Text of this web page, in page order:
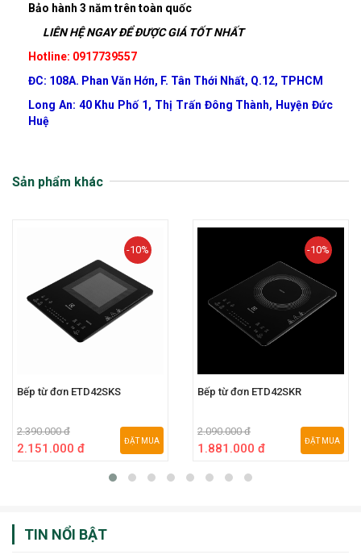
Bảo hành 3 năm trên toàn quốc
LIÊN HỆ NGAY ĐỂ ĐƯỢC GIÁ TỐT NHẤT
Hotline: 0917739557
ĐC: 108A. Phan Văn Hớn, F. Tân Thới Nhất, Q.12, TPHCM
Long An: 40 Khu Phố 1, Thị Trấn Đông Thành, Huyện Đức
Huệ
Sản phẩm khác
-10%
Bếp từ đơn ETD42SKS
2.390.000 đ
2.151.000 đ
ĐẶT MUA
-10%
Bếp từ đơn ETD42SKR
2.090.000 đ
1.881.000 đ
ĐẶT MUA
TIN NỔI BẬT